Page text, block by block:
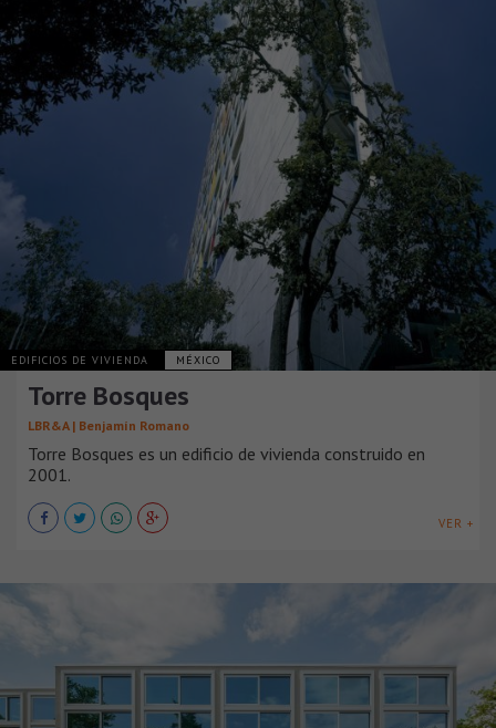
EDIFICIOS DE VIVIENDA MÉXICO
Torre Bosques
LBR&A | Benjamín Romano
Torre Bosques es un edificio de vivienda construido en
2001.
VER +